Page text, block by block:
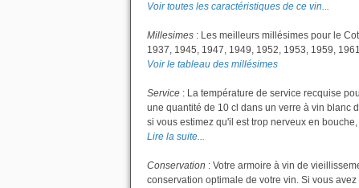
Voir toutes les caractéristiques de ce vin...
Millesimes : Les meilleurs millésimes pour le
1937, 1945, 1947, 1949, 1952, 1953, 1959,
Voir le tableau des millésimes
Service : La température de service recquise
une quantité de 10 cl dans un verre à vin blanc
si vous estimez qu'il est trop nerveux en
Lire la suite...
Conservation : Votre armoire à vin de
conservation optimale de votre vin. Si vous